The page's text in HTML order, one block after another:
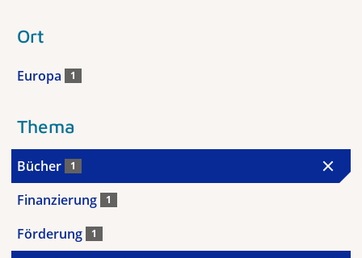
Ort
Europa 1
Thema
Bücher 1
Finanzierung 1
Förderung 1